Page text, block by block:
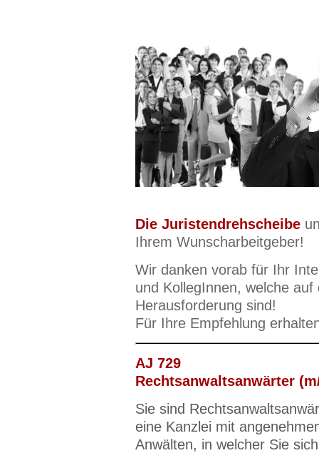
Die Juristendrehscheibe
Ihrem Wunscharbeitgeber!
Wir danken vorab für Ihr
und KollegInnen, welche
Herausforderung sind!
Für Ihre Empfehlung
AJ 729
Rechtsanwaltsanwärter
Sie sind
eine Kanzlei mit
Anwälten, in welcher Sie